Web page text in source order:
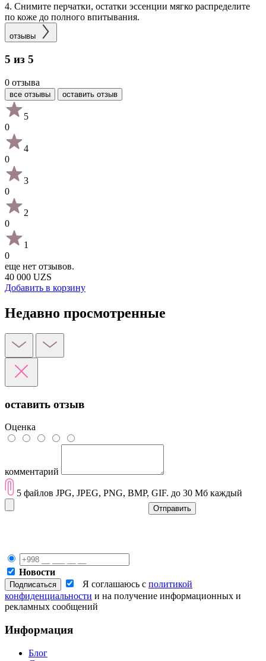
4. Снимите перчатки, остатки эссенции мягко распределите
по коже до полного впитывания.
отзывы
5 из 5
0 отзыва
все отзывы оставить отзыв
5
0
4
0
3
0
2
0
1
0
еще нет отзывов.
40 000 UZS
Добавить в корзину
Недавно просмотренные
оставить отзыв
Оценка
комментарий
5 файлов JPG, JPEG, PNG, BMP, GIF. до 30 Мб каждый
Отправить
Новости
Я соглашаюсь с политикой
конфиденциальности и на получение информационных и
рекламных сообщений
Информация
Блог